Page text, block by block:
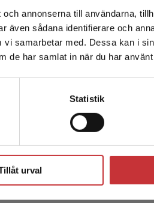
annonserna till användarna,
sådana identifierare och
samarbetar med. Dessa kan i
de har samlat in när du har
Statistik
urval
studentlitteratur.se via en
erbjuder inte leveranser utanför
ett köp måste
Läs mer
Bodils Andra
Jönsson, Bodil
292 kr